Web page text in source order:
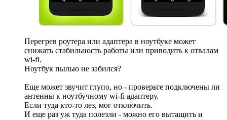
Перегрев роутера или адаптера в ноутбуке может
снижать стабильность работы или приводить к отвалам
wi-fi.
Ноутбук пылью не забился?
Еще может звучит глупо, но - проверьте подключены ли
антенны к ноутбучному wi-fi адаптеру.
Если туда кто-то лез, мог отключить.
И еще раз уж туда полезли - можно его вытащить и